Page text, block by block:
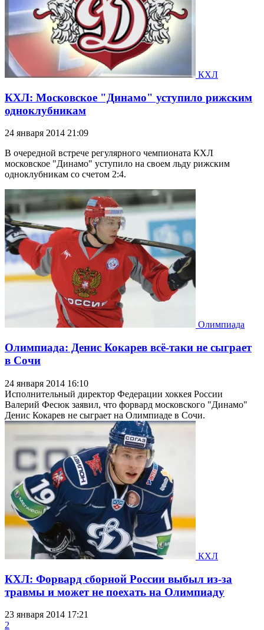
КХЛ
КХЛ: Московское "Динамо" уступило рижским
одноклубникам
24 января 2014 21:09
В очередной встрече регулярного чемпионата КХЛ
московское "Динамо" уступило на своем льду рижским
одноклубникам со счетом 2:4.
Олимпиада
Олимпиада: Денис Кокарев всё-таки не сыграет
в Сочи
24 января 2014 16:10
Исполнительный директор Федерации хоккея России
Валерий Фесюк заявил, что форвард московского "Динамо"
Денис Кокарев не сыграет на Олимпиаде в Сочи.
КХЛ
КХЛ: Форвард сборной России выбыл из-за
травмы и может не поехать на Олимпиаду
23 января 2014 17:21
2